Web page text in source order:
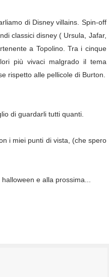
di Disney villains. Spin-off
classici disney ( Ursula, Jafar,
a Topolino. Tra i cinque
più vivaci malgrado il tema
rispetto alle pellicole di Burton.
di guardarli tutti quanti.
i miei punti di vista, (che spero
e alla prossima...